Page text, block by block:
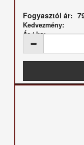
Fogyasztói ár:
Kedvezmény:
Ár / kg: